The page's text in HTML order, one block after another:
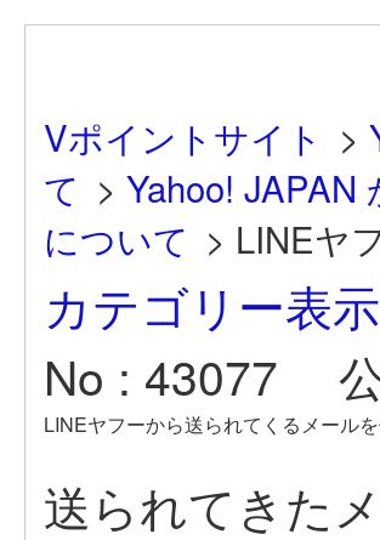
Vポイントサイト >
て > Yahoo! JAPAN
について > LINEヤ
カテゴリー表示
No : 43077
LINEヤフーから送られてくるメールを
送られてきた